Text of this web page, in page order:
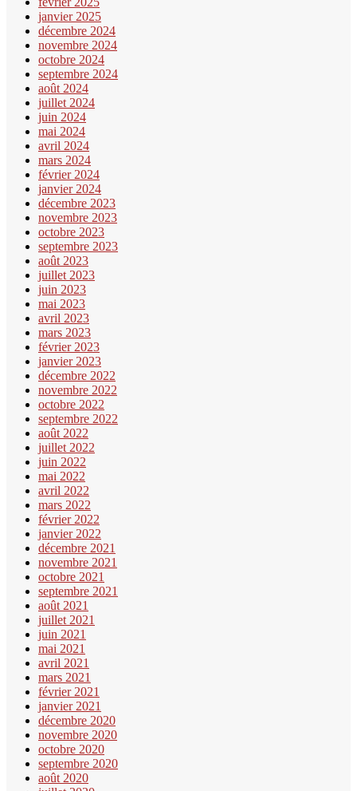
janvier 2025
décembre 2024
novembre 2024
octobre 2024
septembre 2024
août 2024
juillet 2024
juin 2024
mai 2024
avril 2024
mars 2024
février 2024
janvier 2024
décembre 2023
novembre 2023
octobre 2023
septembre 2023
août 2023
juillet 2023
juin 2023
mai 2023
avril 2023
mars 2023
février 2023
janvier 2023
décembre 2022
novembre 2022
octobre 2022
septembre 2022
août 2022
juillet 2022
juin 2022
mai 2022
avril 2022
mars 2022
février 2022
janvier 2022
décembre 2021
novembre 2021
octobre 2021
septembre 2021
août 2021
juillet 2021
juin 2021
mai 2021
avril 2021
mars 2021
février 2021
janvier 2021
décembre 2020
novembre 2020
octobre 2020
septembre 2020
août 2020